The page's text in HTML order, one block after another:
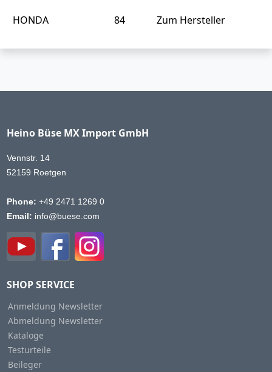
HONDA 84 Zum Hersteller
Heino Büse MX Import GmbH
Vennstr. 14
52159 Roetgen
Phone: +49 2471 1269 0
Email: info@buese.com
SHOP SERVICE
Anmeldung Newsletter
Abmeldung Newsletter
Kataloge
Testurteile
Beileger